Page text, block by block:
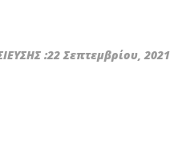
:22 Σεπτεμβρίου, 2021